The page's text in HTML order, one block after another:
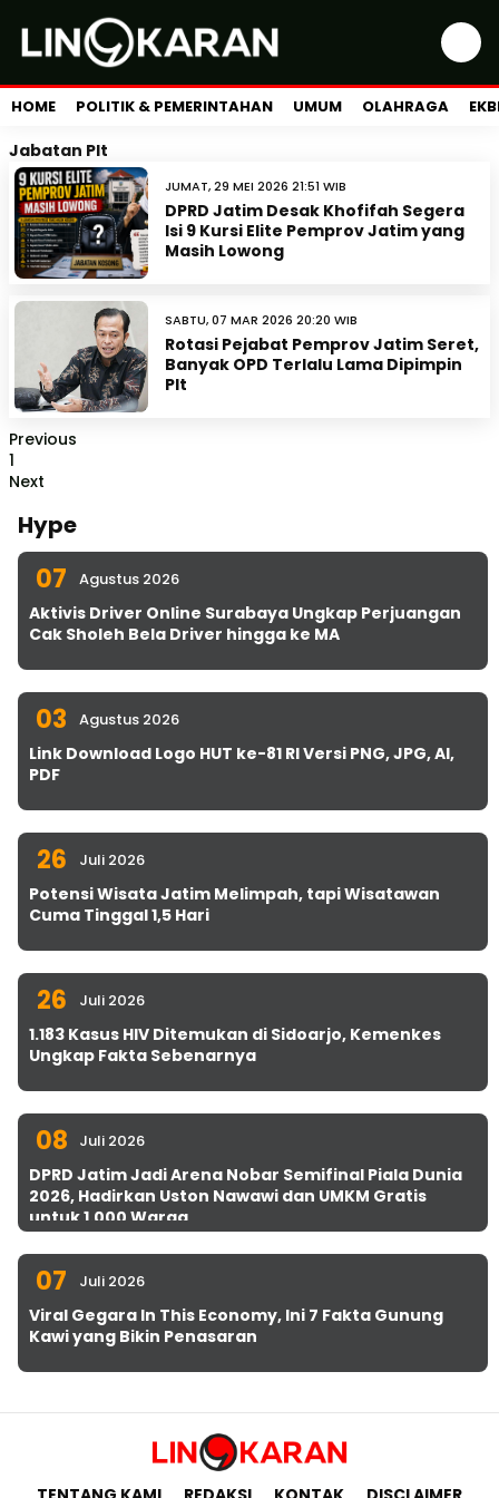
HOME POLITIK & PEMERINTAHAN UMUM OLAHRAGA
Jabatan Plt
JUMAT, 29 MEI 2026 21:51 WIB
DPRD Jatim Desak Khofifah Segera
Isi 9 Kursi Elite Pemprov Jatim yang
Masih Lowong
SABTU, 07 MAR 2026 20:20 WIB
Rotasi Pejabat Pemprov Jatim Seret,
Banyak OPD Terlalu Lama Dipimpin
Plt
Previous
1
Next
Hype
07 Agustus 2026
Aktivis Driver Online Surabaya Ungkap Perjuangan
Cak Sholeh Bela Driver hingga ke MA
03 Agustus 2026
Link Download Logo HUT ke-81 RI Versi PNG, JPG, AI,
PDF
26 Juli 2026
Potensi Wisata Jatim Melimpah, tapi Wisatawan
Cuma Tinggal 1,5 Hari
26 Juli 2026
1.183 Kasus HIV Ditemukan di Sidoarjo, Kemenkes
Ungkap Fakta Sebenarnya
08 Juli 2026
DPRD Jatim Jadi Arena Nobar Semifinal Piala Dunia
2026, Hadirkan Uston Nawawi dan UMKM Gratis
untuk 1.000 Warga
07 Juli 2026
Viral Gegara In This Economy, Ini 7 Fakta Gunung
Kawi yang Bikin Penasaran